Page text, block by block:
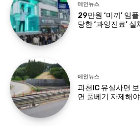
메인뉴스
29만원 ‘미끼’ 임
당한 ‘과잉진료’ 실
메인뉴스
과천IC 유실사면
면 풀베기 자제해